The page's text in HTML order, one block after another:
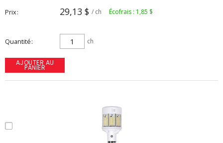
Prix 29,13 $ / ch Écofrais : 1,85 $
Quantité ch
AJOUTER AU
PANIER